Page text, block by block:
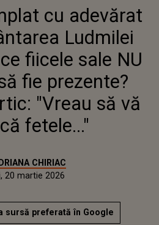
ÎNMORMÂNTAREA LUDMILEI
ȘI DE CE FIICELE SALE NU
VRUT SĂ FIE PREZENTE?
VARTIC: "VREAU SĂ VĂ
CĂ FETELE..."
cu adevărat
Ludmilei
fiicele sale NU
fie prezente?
"Vreau să vă
fetele..."
CHIRIAC
20 martie 2026
sursă preferată în Google